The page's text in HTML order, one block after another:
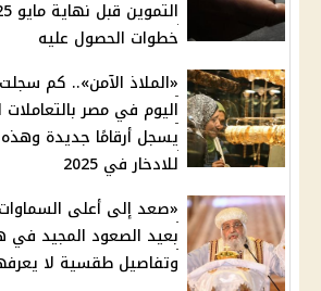
خطوات الحصول عليه
«الملاذ الآمن».. كم
يسجل أرقامًا جديدة وهذه
للادخار في 2025
«صعد إلى أعلى
بعيد الصعود المجيد في
وتفاصيل طقسية لا